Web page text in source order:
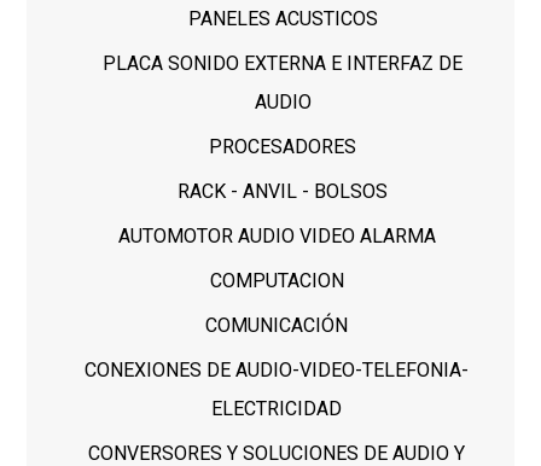
PANELES ACUSTICOS
PLACA SONIDO EXTERNA E INTERFAZ DE
AUDIO
PROCESADORES
RACK - ANVIL - BOLSOS
AUTOMOTOR AUDIO VIDEO ALARMA
COMPUTACION
COMUNICACIÓN
CONEXIONES DE AUDIO-VIDEO-TELEFONIA-
ELECTRICIDAD
CONVERSORES Y SOLUCIONES DE AUDIO Y